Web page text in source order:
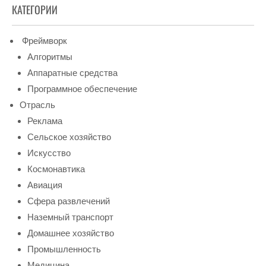
КАТЕГОРИИ
Фреймворк
Алгоритмы
Аппаратные средства
Программное обеспечение
Отрасль
Реклама
Сельское хозяйство
Искусство
Космонавтика
Авиация
Сфера развлечений
Наземный транспорт
Домашнее хозяйство
Промышленность